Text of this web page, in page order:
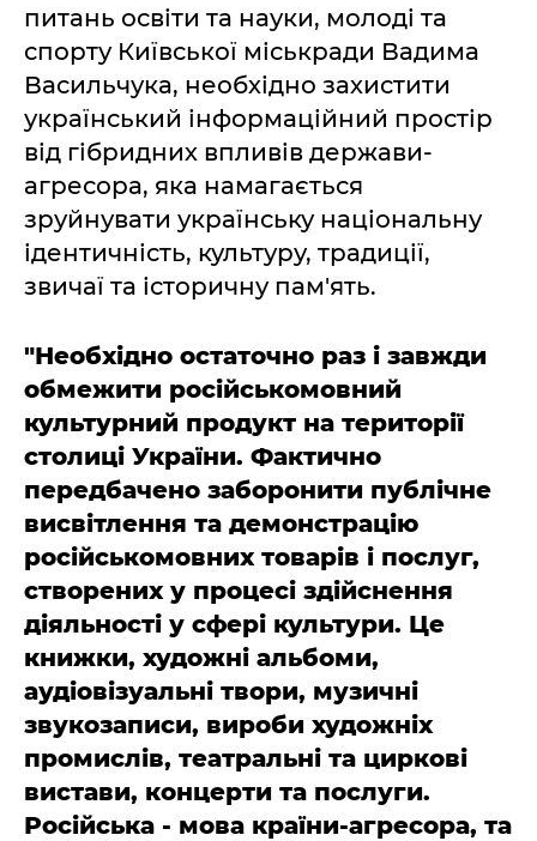
питань освіти та науки, молоді та
спорту Київської міськради Вадима
Васильчука, необхідно захистити
український інформаційний простір
від гібридних впливів держави-
агресора, яка намагається
зруйнувати українську національну
ідентичність, культуру, традиції,
звичаї та історичну пам'ять.
"Необхідно остаточно раз і завжди
обмежити російськомовний
культурний продукт на території
столиці України. Фактично
передбачено заборонити публічне
висвітлення та демонстрацію
російськомовних товарів і послуг,
створених у процесі здійснення
діяльності у сфері культури. Це
книжки, художні альбоми,
аудіовізуальні твори, музичні
звукозаписи, вироби художніх
промислів, театральні та циркові
вистави, концерти та послуги.
Російська - мова країни-агресора, та